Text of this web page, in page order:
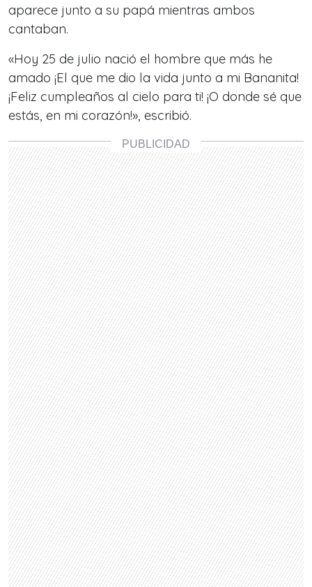
aparece junto a su papá mientras ambos
cantaban.
«Hoy 25 de julio nació el hombre que más he
amado ¡El que me dio la vida junto a mi Bananita!
¡Feliz cumpleaños al cielo para ti! ¡O donde sé que
estás, en mi corazón!», escribió.